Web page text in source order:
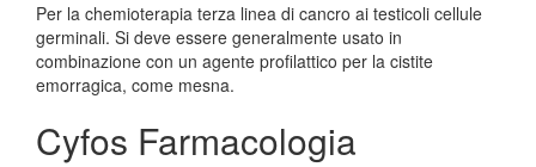
Per la chemioterapia terza linea di cancro ai testicoli cellule
germinali. Si deve essere generalmente usato in
combinazione con un agente profilattico per la cistite
emorragica, come mesna.
Cyfos Farmacologia